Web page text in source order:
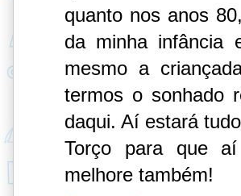
quanto nos anos
da minha infância
mesmo a
termos o sonhado
daqui. Aí estará
Torço para que
melhore também!